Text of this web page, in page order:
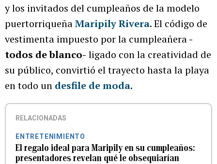
y los invitados del cumpleaños de la modelo
puertorriqueñaMaripily Rivera. El código de
vestimenta impuesto por la cumpleañera-
todos de blanco- ligado con la creatividad de
su público, convirtió el trayecto hasta la playa
en todo un desfile de moda.
RELACIONADAS
ENTRETENIMIENTO
El regalo ideal para Maripily en su cumpleaños:
presentadores revelan qué le obsequiarían